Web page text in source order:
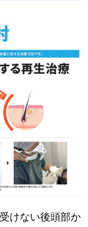
けない後頭部か